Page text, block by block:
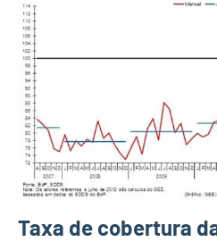
Taxa de cobertura